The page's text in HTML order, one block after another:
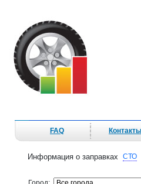
FAQ Контакты
Информация о заправках СТО